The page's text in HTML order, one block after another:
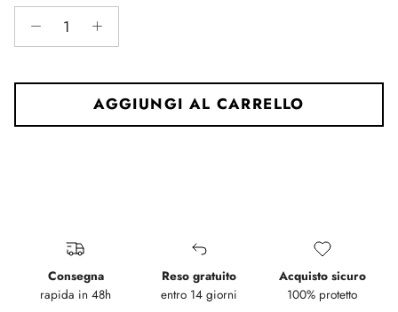
The rating of this product for "" is 0.
AGGIUNGI AL CARRELLO
Consegna
rapida in 48h
Reso gratuito
entro 14 giorni
Acquisto sicuro
100% protetto